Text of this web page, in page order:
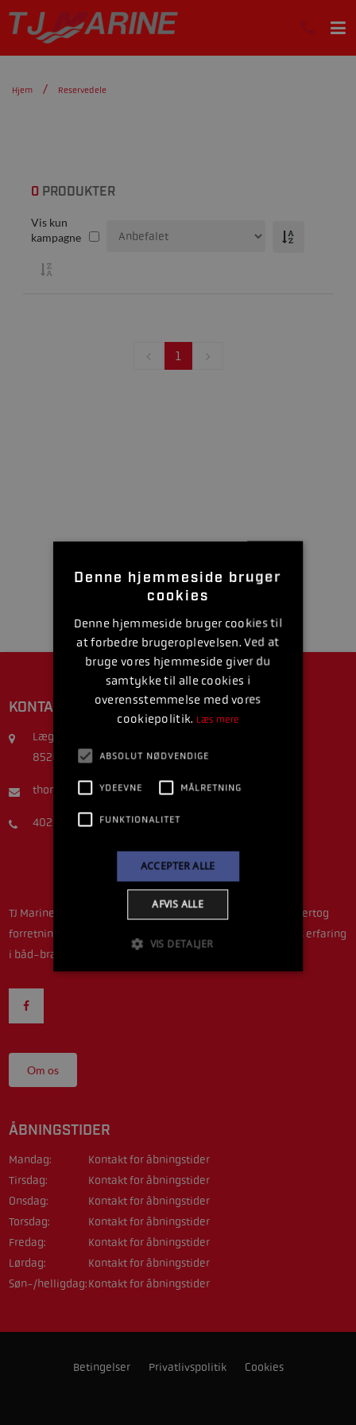
Hjem Reservedele
0PRODUKTER
Vis kun
kampagne
1
KONTAKT
Lægårdsvej 5A
8520 Lystrup
thomastjmarine@gmail.com
40216407
TJ Marine ejes og drives idag af Thomas Dethlefsen, som overtog
forretningen efter Torben Jensen i 2016. Thomas har 19 års erfaring
i båd-branchen som mekaniker.
Om os
ÅBNINGSTIDER
Mandag:
Kontakt for åbningstider
Tirsdag:
Kontakt for åbningstider
Onsdag:
Kontakt for åbningstider
Torsdag:
Kontakt for åbningstider
Fredag:
Kontakt for åbningstider
Lørdag:
Kontakt for åbningstider
Søn-/helligdag:Kontakt for åbningstider
Betingelser Privatlivspolitik Cookies
Denne hjemmeside bruger
cookies
Denne hjemmeside bruger cookies til
at forbedre brugeroplevelsen. Ved at
bruge vores hjemmeside giver du
samtykke til alle cookies i
overensstemmelse med vores
cookiepolitik. Læs mere
ABSOLUT NØDVENDIGE
YDEEVNE MÅLRETNING
FUNKTIONALITET
ACCEPTER ALLE
AFVIS ALLE
VIS DETALJER